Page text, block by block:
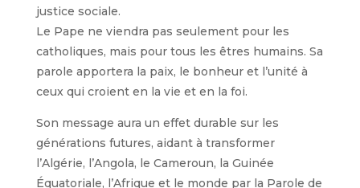
justice sociale.
Le Pape ne viendra pas seulement pour les
catholiques, mais pour tous les êtres humains. Sa
parole apportera la paix, le bonheur et l’unité à
ceux qui croient en la vie et en la foi.
Son message aura un effet durable sur les
générations futures, aidant à transformer
l’Algérie, l’Angola, le Cameroun, la Guinée
Équatoriale, l’Afrique et le monde par la Parole de